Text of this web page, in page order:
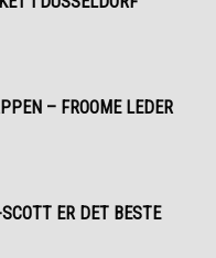
– FROOME LEDER
ER DET BESTE